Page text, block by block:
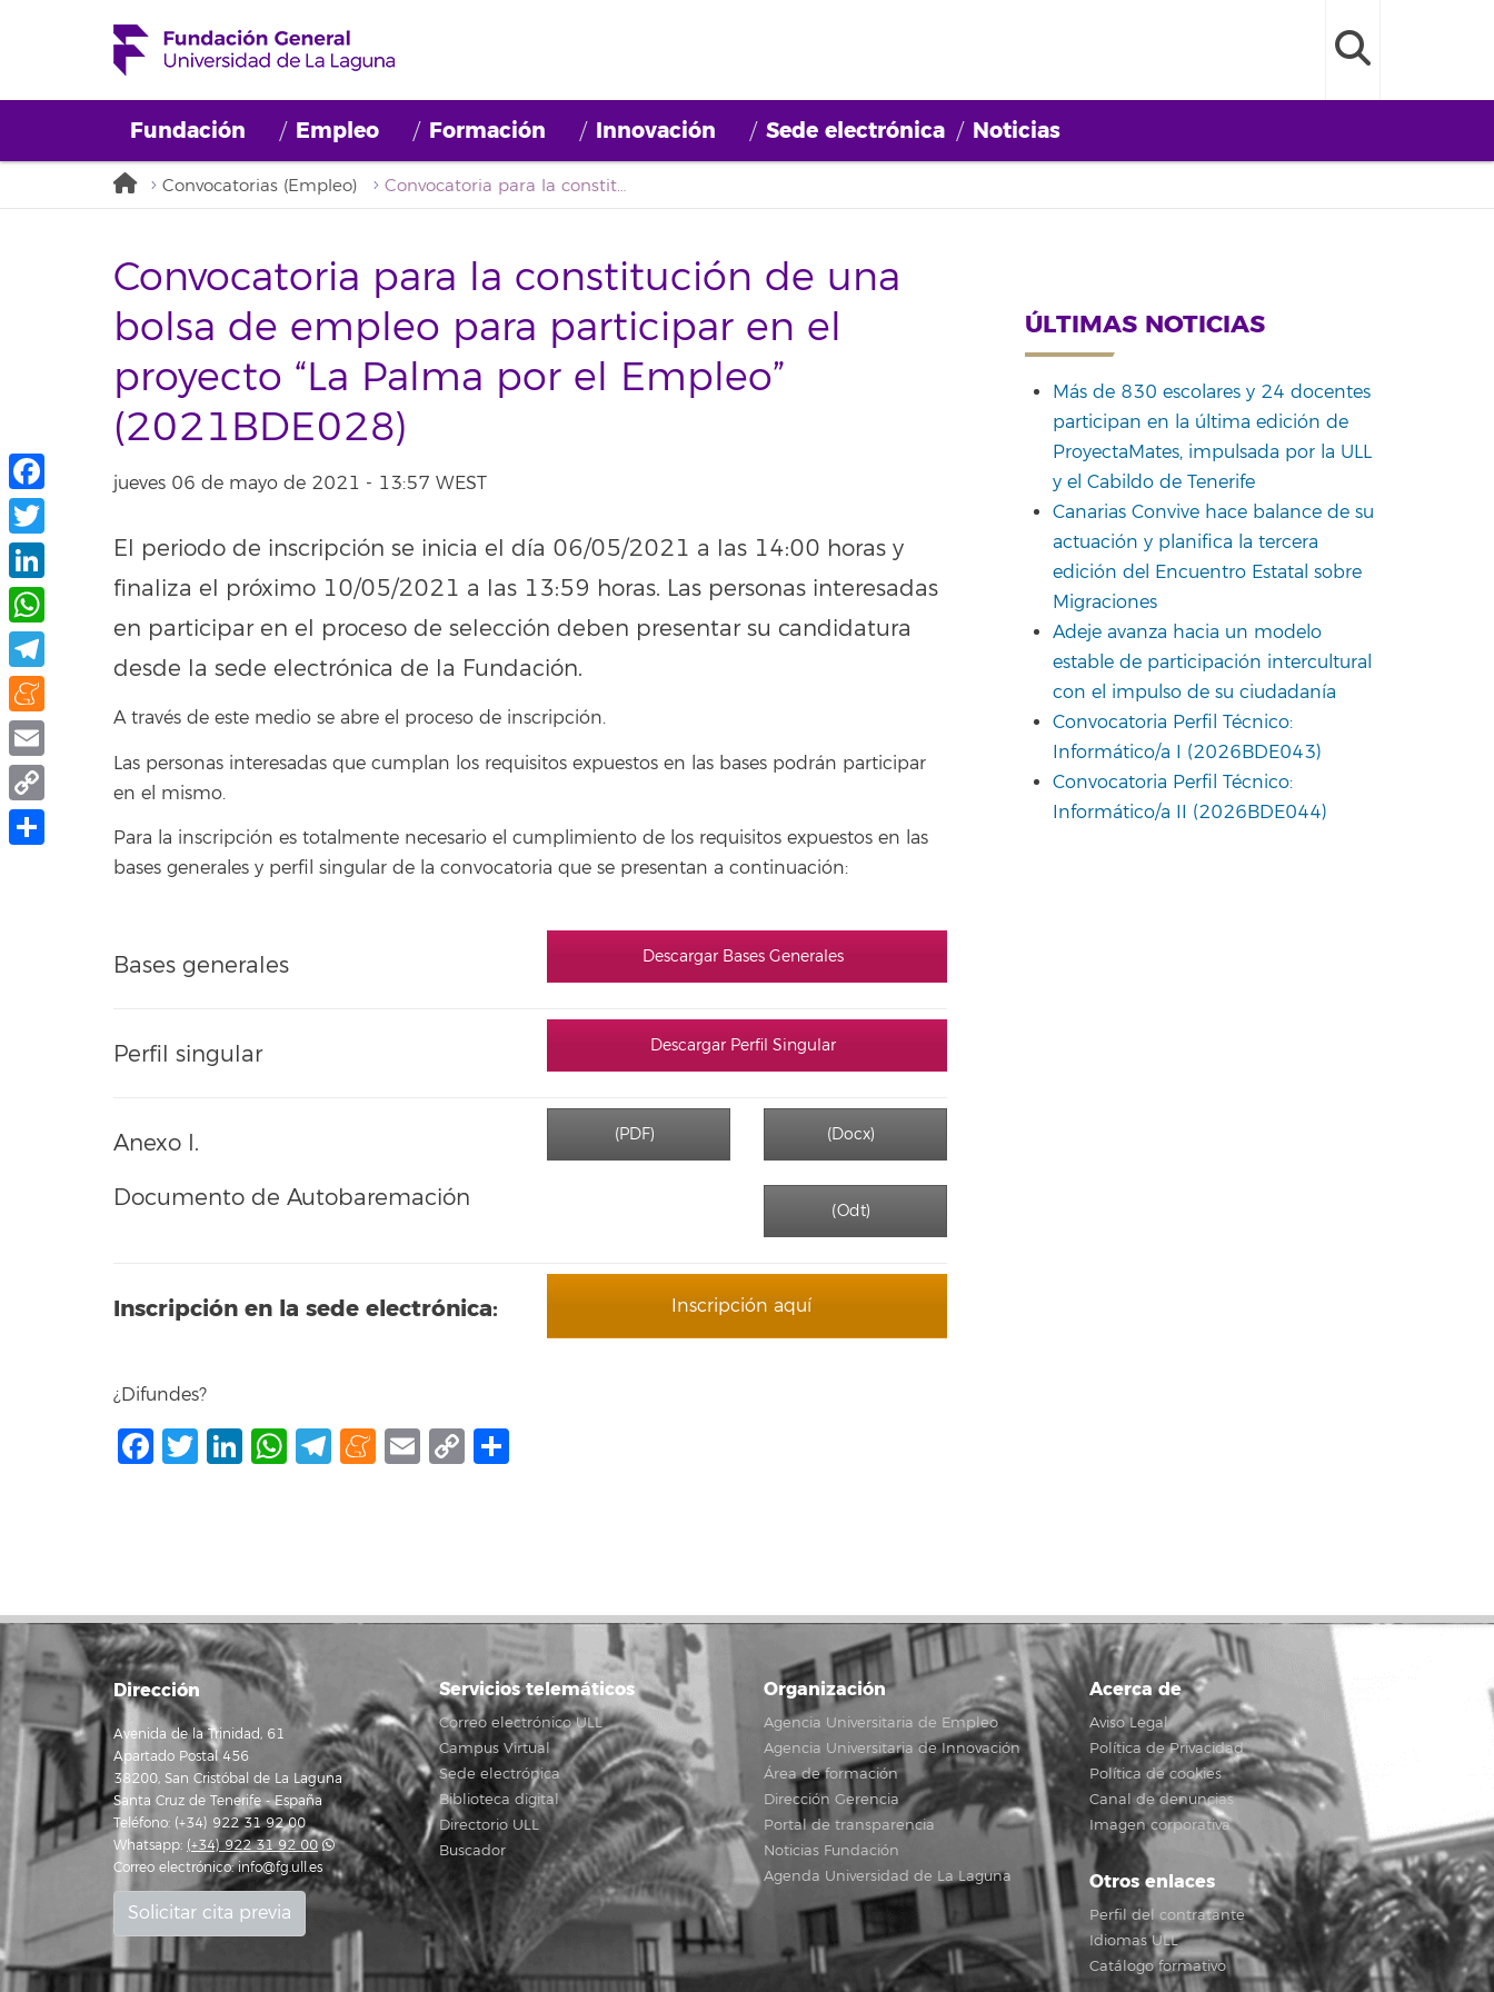
Fundación Empleo Formación Innovación Sede electrónica Noticias
Convocatorias (Empleo) Convocatoria para la constitución de una bolsa de empleo para participar en el proyecto “La Palma por el Empleo” (2021BDE028)
Convocatoria para la constitución de una
bolsa de empleo para participar en el
proyecto “La Palma por el Empleo”
(2021BDE028)
jueves 06 de mayo de 2021 - 13:57 WEST
El periodo de inscripción se inicia el día 06/05/2021 a las 14:00 horas y
finaliza el próximo 10/05/2021 a las 13:59 horas. Las personas interesadas
en participar en el proceso de selección deben presentar su candidatura
desde la sede electrónica de la Fundación.
A través de este medio se abre el proceso de inscripción.
Las personas interesadas que cumplan los requisitos expuestos en las bases podrán participar
en el mismo.
Para la inscripción es totalmente necesario el cumplimiento de los requisitos expuestos en las
bases generales y perfil singular de la convocatoria que se presentan a continuación:
Bases generales Descargar Bases Generales
Perfil singular Descargar Perfil Singular
Anexo I.
Documento de Autobaremación
(PDF) (Docx)
(Odt)
Inscripción en la sede electrónica: Inscripción aquí
¿Difundes?
Facebook
Twitter
LinkedIn
WhatsApp
Telegram
Meneame
Email
Copy
ÚLTIMAS NOTICIAS
Más de 830 escolares y 24 docentes
participan en la última edición de
ProyectaMates, impulsada por la ULL
y el Cabildo de Tenerife
Canarias Convive hace balance de su
actuación y planifica la tercera
edición del Encuentro Estatal sobre
Migraciones
Adeje avanza hacia un modelo
estable de participación intercultural
con el impulso de su ciudadanía
Convocatoria Perfil Técnico:
Informático/a I (2026BDE043)
Convocatoria Perfil Técnico:
Informático/a II (2026BDE044)
Dirección
Avenida de la Trinidad, 61
Apartado Postal 456
38200, San Cristóbal de La Laguna
Santa Cruz de Tenerife - España
Teléfono: (+34) 922 31 92 00
Whatsapp: (+34) 922 31 92 00
Correo electrónico:info@fg.ull.es
Solicitar cita previa
Servicios telemáticos
Correo electrónico ULL
Campus Virtual
Sede electrónica
Biblioteca digital
Directorio ULL
Buscador
Organización
Agencia Universitaria de Empleo
Agencia Universitaria de Innovación
Área de formación
Dirección Gerencia
Portal de transparencia
Noticias Fundación
Agenda Universidad de La Laguna
Acerca de
Aviso Legal
Política de Privacidad
Política de cookies
Canal de denuncias
Imagen corporativa
Otros enlaces
Perfil del contratante
Idiomas ULL
Catálogo formativo
Facebook
Twitter
LinkedIn
WhatsApp
Telegram
Meneame
Email
Copy